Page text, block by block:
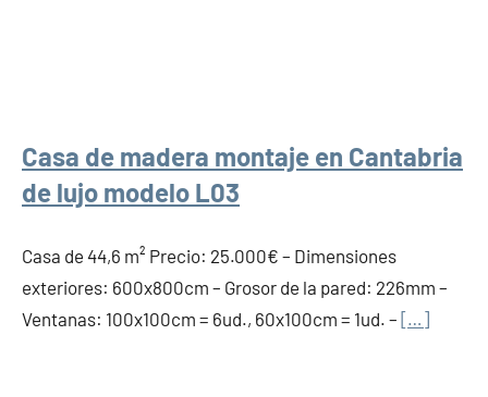
Casa de madera montaje en Cantabria
de lujo modelo L03
Casa de 44,6 m² Precio: 25.000€ – Dimensiones
exteriores: 600x800cm – Grosor de la pared: 226mm –
Ventanas: 100x100cm = 6ud., 60x100cm = 1ud. – […]